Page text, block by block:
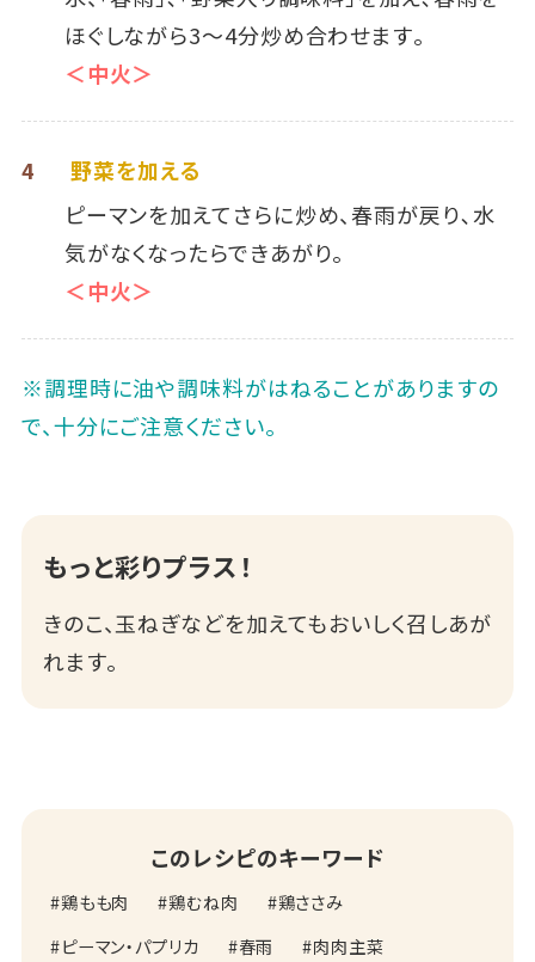
ほぐしながら3～4分炒め合わせます｡
＜中火＞
4
野菜を加える
ピーマンを加えてさらに炒め、春雨が戻り､水
気がなくなったらできあがり。
＜中火＞
※調理時に油や調味料がはねることがありますの
で、十分にご注意ください｡
もっと彩りプラス！
きのこ、玉ねぎなどを加えてもおいしく召しあが
れます。
このレシピのキーワード
鶏もも肉 鶏むね肉
鶏ささみ
ピーマン・パプリカ
春雨 肉肉主菜